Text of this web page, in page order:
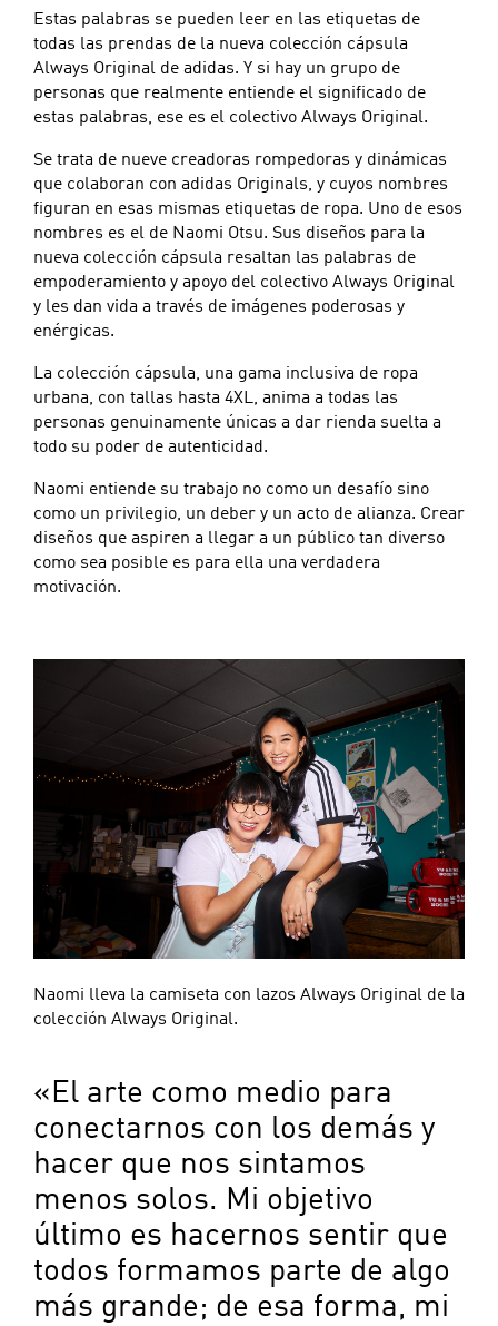
Estas palabras se pueden leer en las etiquetas de
todas las prendas de la nueva colección cápsula
Always Original de adidas. Y si hay un grupo de
personas que realmente entiende el significado de
estas palabras, ese es el colectivo Always Original.
Se trata de nueve creadoras rompedoras y dinámicas
que colaboran con adidas Originals, y cuyos nombres
figuran en esas mismas etiquetas de ropa. Uno de esos
nombres es el de Naomi Otsu. Sus diseños para la
nueva colección cápsula resaltan las palabras de
empoderamiento y apoyo del colectivo Always Original
y les dan vida a través de imágenes poderosas y
enérgicas.
La colección cápsula, una gama inclusiva de ropa
urbana, con tallas hasta 4XL, anima a todas las
personas genuinamente únicas a dar rienda suelta a
todo su poder de autenticidad.
Naomi entiende su trabajo no como un desafío sino
como un privilegio, un deber y un acto de alianza. Crear
diseños que aspiren a llegar a un público tan diverso
como sea posible es para ella una verdadera
motivación.
Naomi lleva la camiseta con lazos Always Original de la
colección Always Original.
«El arte como medio para
conectarnos con los demás y
hacer que nos sintamos
menos solos. Mi objetivo
último es hacernos sentir que
todos formamos parte de algo
más grande; de esa forma, mi